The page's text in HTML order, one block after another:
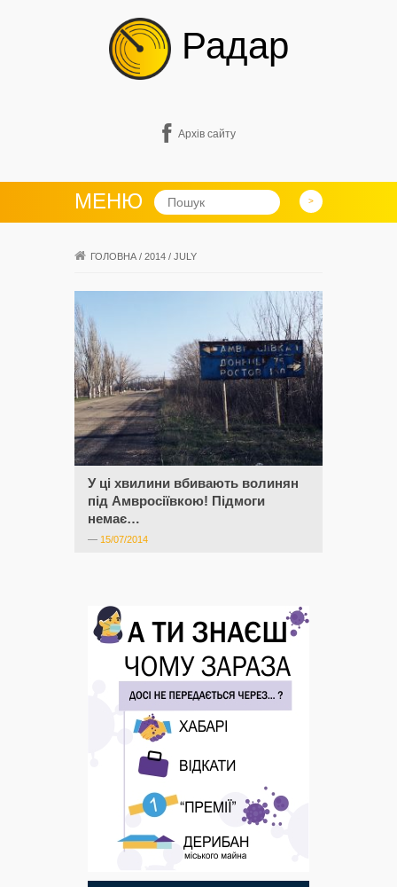
Радар
Архів сайту
МЕНЮ
ГОЛОВНА / 2014 / JULY
У ці хвилини вбивають волинян
під Амвросіївкою! Підмоги
немає…
— 15/07/2014